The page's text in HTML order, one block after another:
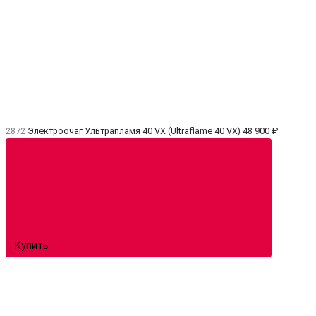
2872 Электроочаг Ультрапламя 40 VX (Ultraflame 40 VX) 48 900 ₽
Купить